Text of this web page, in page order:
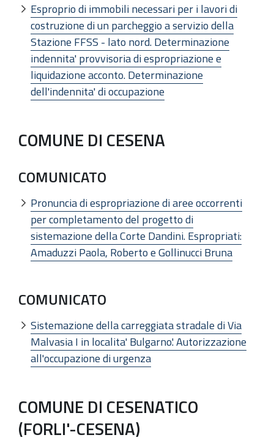
Esproprio di immobili necessari per i lavori di
costruzione di un parcheggio a servizio della
Stazione FFSS - lato nord. Determinazione
indennita' provvisoria di espropriazione e
liquidazione acconto. Determinazione
dell'indennita' di occupazione
COMUNE DI CESENA
COMUNICATO
Pronuncia di espropriazione di aree occorrenti
per completamento del progetto di
sistemazione della Corte Dandini. Espropriati:
Amaduzzi Paola, Roberto e Gollinucci Bruna
COMUNICATO
Sistemazione della carreggiata stradale di Via
Malvasia I in localita' Bulgarno'. Autorizzazione
all'occupazione di urgenza
COMUNE DI CESENATICO
(FORLI'-CESENA)